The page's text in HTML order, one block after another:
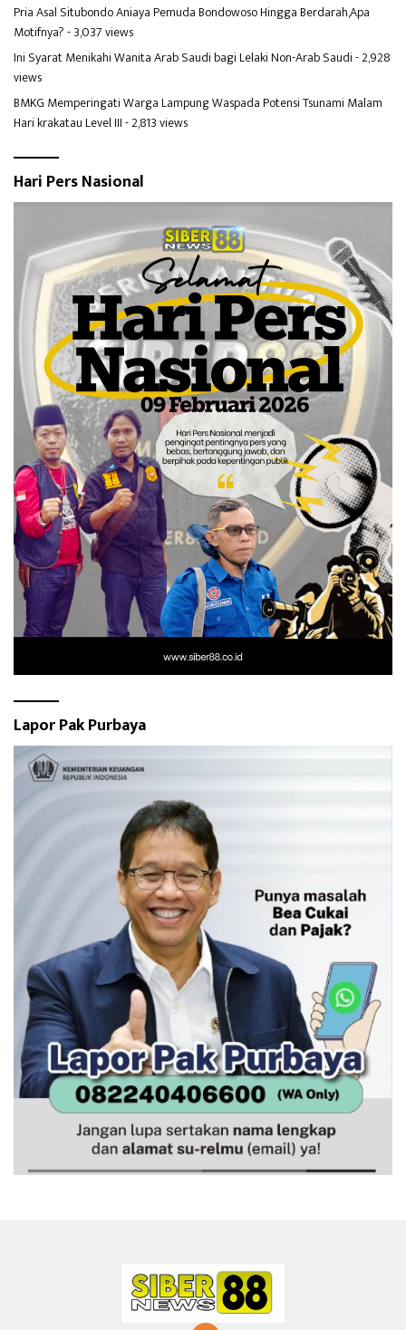
Pria Asal Situbondo Aniaya Pemuda Bondowoso Hingga Berdarah,Apa
Motifnya?- 3,037 views
Ini Syarat Menikahi Wanita Arab Saudi bagi Lelaki Non-Arab Saudi- 2,928
views
BMKG Memperingati Warga Lampung Waspada Potensi Tsunami Malam
Hari krakatau Level III- 2,813 views
Hari Pers Nasional
Lapor Pak Purbaya